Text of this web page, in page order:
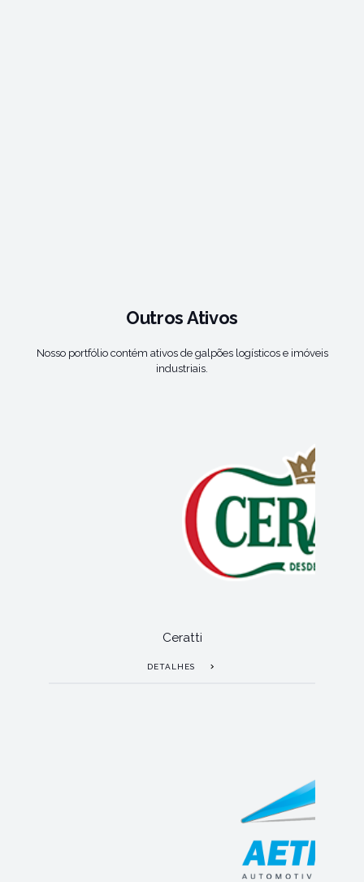
Outros Ativos
Nosso portfólio contém ativos de galpões logísticos e imóveis
industriais.
Ceratti
DETALHES